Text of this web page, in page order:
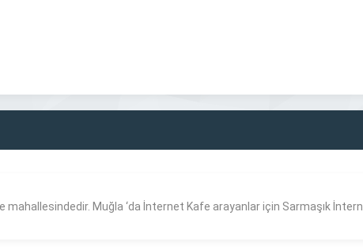
mahallesindedir. Muğla ‘da İnternet Kafe arayanlar için Sarmaşık